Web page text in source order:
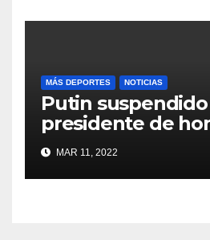
MÁS DEPORTES NOTICIAS
Putin
presidente de
MAR 11, 2022